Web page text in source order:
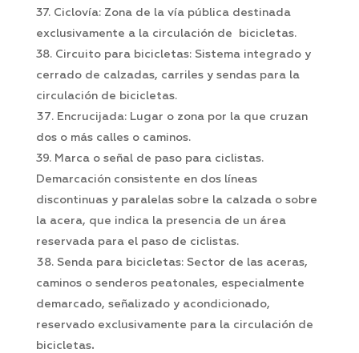
37. Ciclovía: Zona de la vía pública destinada
exclusivamente a la circulación de bicicletas.
38. Circuito para bicicletas: Sistema integrado y
cerrado de calzadas, carriles y sendas para la
circulación de bicicletas.
Encrucijada: Lugar o zona por la que cruzan
dos o más calles o caminos.
39. Marca o señal de paso para ciclistas.
Demarcación consistente en dos líneas
discontinuas y paralelas sobre la calzada o sobre
la acera, que indica la presencia de un área
reservada para el paso de ciclistas.
Senda para bicicletas: Sector de las aceras,
caminos o senderos peatonales, especialmente
demarcado, señalizado y acondicionado,
reservado exclusivamente para la circulación de
bicicletas.